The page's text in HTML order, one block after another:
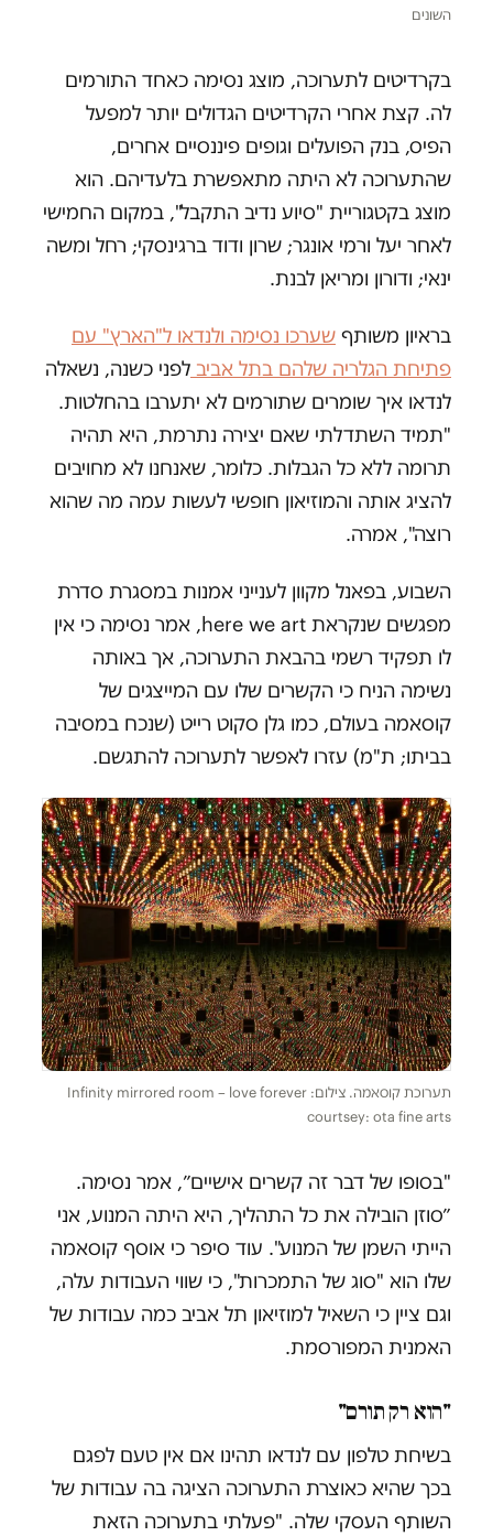
השונים
בקרדיטים לתערוכה, מוצג נסימה כאחד התורמים
לה. קצת אחרי הקרדיטים הגדולים יותר למפעל
הפיס, בנק הפועלים וגופים פיננסיים אחרים,
שהתערוכה לא היתה מתאפשרת בלעדיהם. הוא
מוצג בקטגוריית "סיוע נדיב התקבל", במקום החמישי
לאחר יעל ורמי אונגר; שרון ודוד ברגינסקי; רחל ומשה
ינאי; ודורון ומריאן לבנת.
בראיון משותף שערכו נסימה ולנדאו ל"הארץ" עם
פתיחת הגלריה שלהם בתל אביב לפני כשנה, נשאלה
לנדאו איך שומרים שתורמים לא יתערבו בהחלטות.
"תמיד השתדלתי שאם יצירה נתרמת, היא תהיה
תרומה ללא כל הגבלות. כלומר, שאנחנו לא מחויבים
להציג אותה והמוזיאון חופשי לעשות עמה מה שהוא
רוצה", אמרה.
השבוע, בפאנל מקוון לענייני אמנות במסגרת סדרת
מפגשים שנקראת here we art, אמר נסימה כי אין
לו תפקיד רשמי בהבאת התערוכה, אך באותה
נשימה הניח כי הקשרים שלו עם המייצגים של
קוסאמה בעולם, כמו גלן סקוט רייט (שנכח במסיבה
בביתו; ת"מ) עזרו לאפשר לתערוכה להתגשם.
תערוכת קוסאמה. צילום: Infinity mirrored room – love forever
courtsey: ota fine arts
"בסופו של דבר זה קשרים אישיים״, אמר נסימה.
״סוזן הובילה את כל התהליך, היא היתה המנוע, אני
הייתי השמן של המנוע". עוד סיפר כי אוסף קוסאמה
שלו הוא "סוג של התמכרות", כי שווי העבודות עלה,
וגם ציין כי השאיל למוזיאון תל אביב כמה עבודות של
האמנית המפורסמת.
"הוא רק תורם"
בשיחת טלפון עם לנדאו תהינו אם אין טעם לפגם
בכך שהיא כאוצרת התערוכה הציגה בה עבודות של
השותף העסקי שלה. "פעלתי בתערוכה הזאת